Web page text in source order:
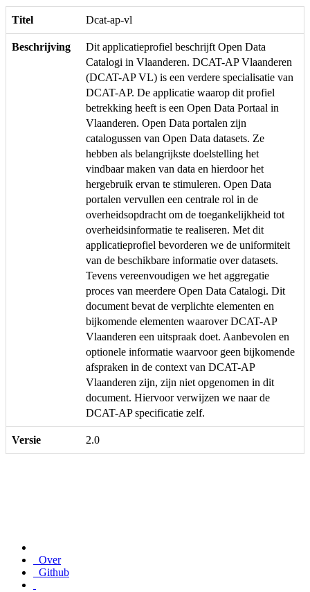
Titel Dcat-ap-vl
Beschrijving
Dit applicatieprofiel beschrijft Open Data
Catalogi in Vlaanderen. DCAT-AP Vlaanderen
(DCAT-AP VL) is een verdere specialisatie van
DCAT-AP. De applicatie waarop dit profiel
betrekking heeft is een Open Data Portaal in
Vlaanderen. Open Data portalen zijn
catalogussen van Open Data datasets. Ze
hebben als belangrijkste doelstelling het
vindbaar maken van data en hierdoor het
hergebruik ervan te stimuleren. Open Data
portalen vervullen een centrale rol in de
overheidsopdracht om de toegankelijkheid tot
overheidsinformatie te realiseren. Met dit
applicatieprofiel bevorderen we de uniformiteit
van de beschikbare informatie over datasets.
Tevens vereenvoudigen we het aggregatie
proces van meerdere Open Data Catalogi. Dit
document bevat de verplichte elementen en
bijkomende elementen waarover DCAT-AP
Vlaanderen een uitspraak doet. Aanbevolen en
optionele informatie waarvoor geen bijkomende
afspraken in de context van DCAT-AP
Vlaanderen zijn, zijn niet opgenomen in dit
document. Hiervoor verwijzen we naar de
DCAT-AP specificatie zelf.
Versie 2.0
Over
Github